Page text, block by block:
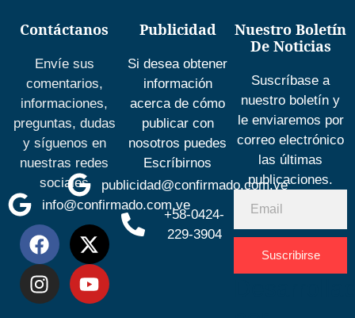
Contáctanos
Envíe sus
comentarios,
informaciones,
preguntas, dudas
y síguenos en
nuestras redes
sociales
info@confirmado.com.ve
Publicidad
Si desea obtener
información
acerca de cómo
publicar con
nosotros puedes
Escríbirnos
publicidad@confirmado.com.ve
+58-0424-
229-3904
Nuestro Boletín
De Noticias
Suscríbase a
nuestro boletín y
le enviaremos por
correo electrónico
las últimas
publicaciones.
Suscribirse